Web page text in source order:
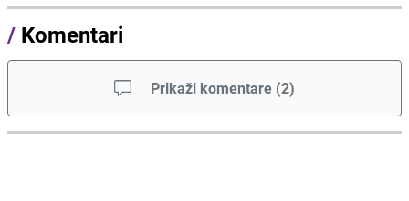
/ Komentari
Prikaži komentare (2)